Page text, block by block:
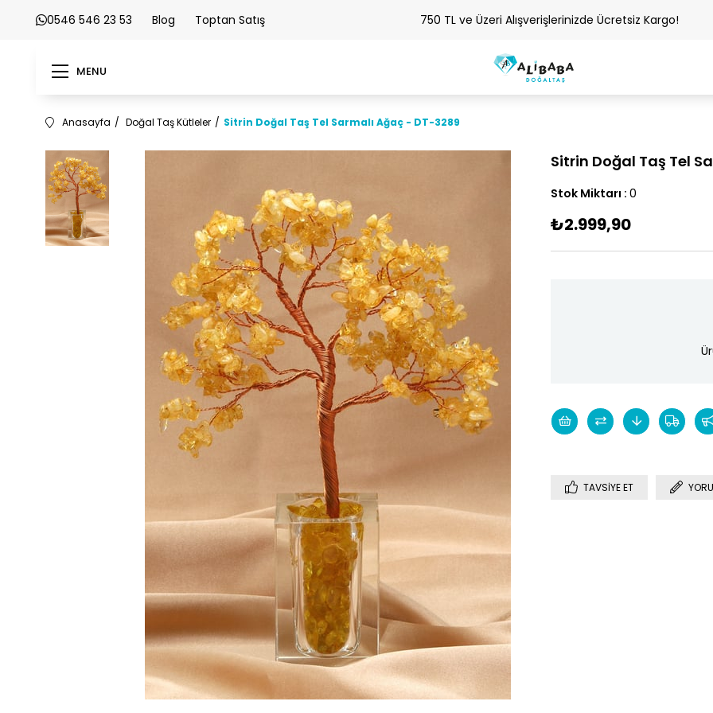
0546 546 23 53 Blog Toptan Satış 750 TL ve Üzeri Alışverişlerinizde Ücretsiz Kargo!
MENU
Anasayfa Doğal Taş Kütleler Sitrin Doğal Taş Tel Sarmalı Ağaç - DT-3289
Sitrin Doğal Taş Tel
Stok Miktarı : 0
₺2.999,90
TAVSIYE ET